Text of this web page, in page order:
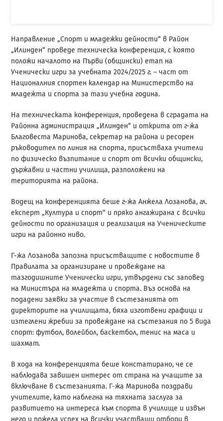
Направление „Спорт и младежки дейности“ в Район
„Илинден“ проведе техническа конференция, с която
положи началото на Първи (общински) етап на
Ученически игри за учебната 2024/2025 г. – част от
Националния спортен календар на Министерство на
младежта и спорта за тази учебна година.
На техническата конференция, проведена в сградата на
Районна администрация „Илинден“ и открита от г-жа
Благовеста Маринова, секретар на района и ресорен
ръководител по линия на спорта, присъстваха учители
по физическо възпитание и спорт от всички общински,
държавни и частни училища, разположени на
територията на района.
Водещ на конференцията беше г-жа Анжела Лозанова, гл.
експерт „Култура и спорт“ и пряко ангажирана с всички
дейности по организация и реализация на Ученическите
игри на районно ниво.
Г-жа Лозанова запозна присъстващите с новостите в
Правилата за организиране и провеждане на
тазгодишните Ученически игри, утвърдени със заповед
на Министъра на младежта и спорта. Въз основа на
подадени заявки за участие в състезанията от
директорите на училищата, бяха изготвени графици и
изтеглени жребии за провеждане на състезания по 5 вида
спорт: футбол, волейбол, баскетбол, тенис на маса и
шахмат.
В хода на конференцията беше констатирано, че се
наблюдава завишен интерес от страна на учащите за
включване в състезанията. Г-жа Маринова поздрави
учителите, като наблегна на тяхната заслуга за
развитието на интереса към спорта в училище и извън
него и пожела успех на всички участващи отбори в